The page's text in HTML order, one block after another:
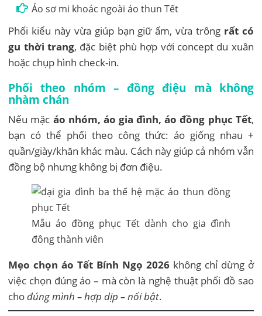
Áo sơ mi khoác ngoài áo thun Tết
Phối kiểu này vừa giúp bạn giữ ấm, vừa trông rất có
gu thời trang, đặc biệt phù hợp với concept du xuân
hoặc chụp hình check-in.
Phối theo nhóm – đồng điệu mà không
nhàm chán
Nếu mặc áo nhóm, áo gia đình, áo đồng phục Tết,
bạn có thể phối theo công thức: áo giống nhau +
quần/giày/khăn khác màu. Cách này giúp cả nhóm vẫn
đồng bộ nhưng không bị đơn điệu.
Mẫu áo đồng phục Tết dành cho gia đình
đông thành viên
Mẹo chọn áo Tết Bính Ngọ 2026không chỉ dừng ở
việc chọn đúng áo – mà còn là nghệ thuật phối đồ sao
chođúng mình – hợp dịp – nổi bật.